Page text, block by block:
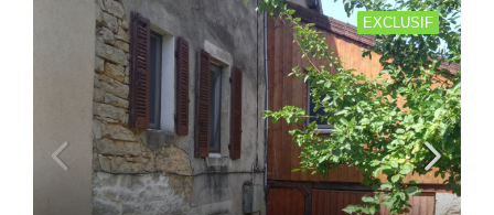
EXCLUSIF